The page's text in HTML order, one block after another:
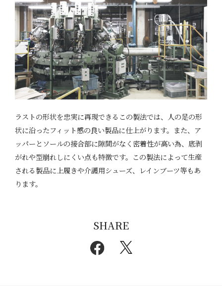
ラストの形状を忠実に再現できるこの製法では、人の足の形
状に沿ったフィット感の良い製品に仕上がります。また、ア
ッパーとソールの接合部に隙間がなく密着性が高い為、底剥
がれや型崩れしにくい点も特徴です。この製法によって生産
される製品に上履きや介護用シューズ、レインブーツ等もあ
ります。
SHARE